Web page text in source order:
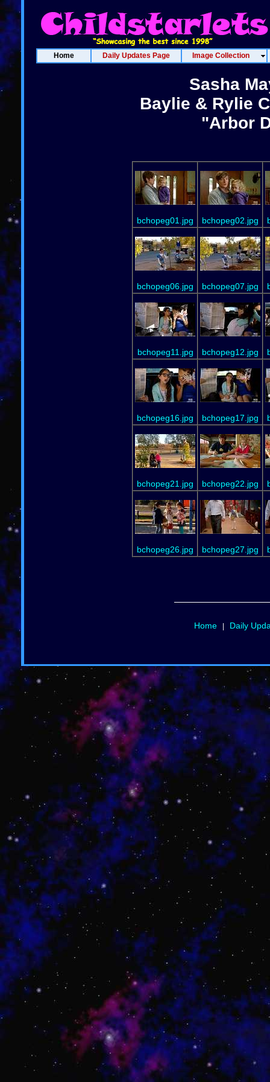
Home Daily Updates Page Image Collection
Sasha
Baylie & Rylie
"Arbor
bchopeg01.jpg bchopeg02.jpg
bchopeg06.jpg bchopeg07.jpg
bchopeg11.jpg bchopeg12.jpg
bchopeg16.jpg bchopeg17.jpg
bchopeg21.jpg bchopeg22.jpg
bchopeg26.jpg bchopeg27.jpg
Home| Daily